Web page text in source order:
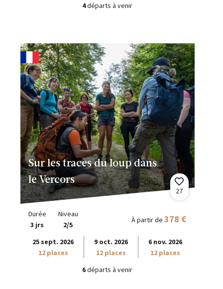
4départs à venir
Sur les traces du loup dans
le Vercors
27
Durée
3 jrs
Niveau
2/5
À partir de 378 €
25 sept. 2026
12 places
9 oct. 2026
12 places
6 nov. 2026
12 places
6départs à venir